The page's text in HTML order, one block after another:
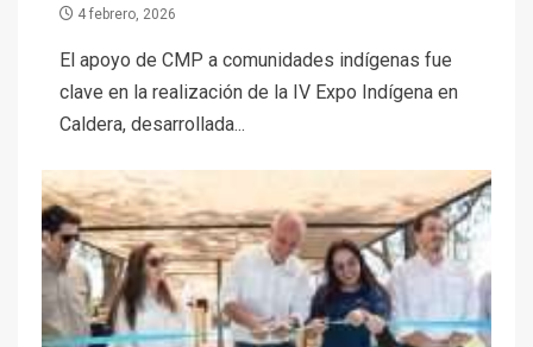
4 febrero, 2026
El apoyo de CMP a comunidades indígenas fue
clave en la realización de la IV Expo Indígena en
Caldera, desarrollada...